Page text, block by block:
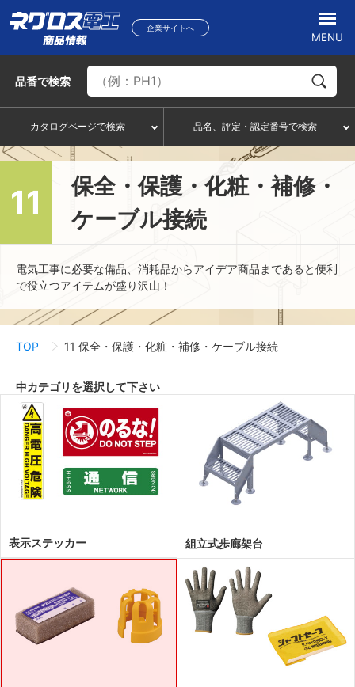
企業サイトへ
MENU
品番で検索
カタログページで検索 品名、評定・認定番号で検索
11
保全・保護・化粧・補修・
ケーブル接続
電気工事に必要な備品、消耗品からアイデア商品まであると便利
で役立つアイテムが盛り沢山！
TOP 11 保全・保護・化粧・補修・ケーブル接続
中カテゴリを選択して下さい
表示ステッカー 組立式歩廊架台